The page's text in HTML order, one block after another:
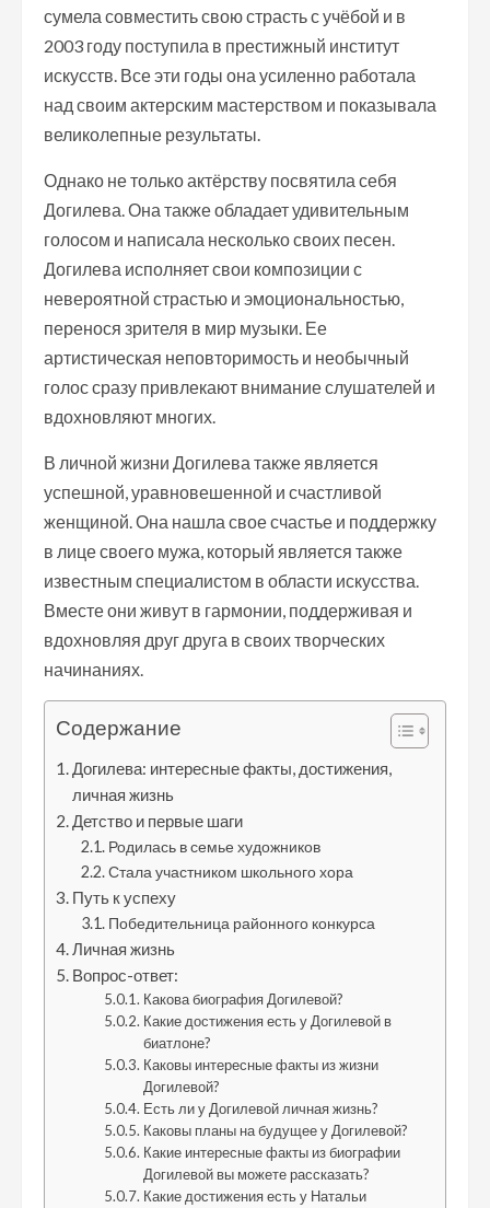
сумела совместить свою страсть с учёбой и в
2003 году поступила в престижный институт
искусств. Все эти годы она усиленно работала
над своим актерским мастерством и показывала
великолепные результаты.
Однако не только актёрству посвятила себя
Догилева. Она также обладает удивительным
голосом и написала несколько своих песен.
Догилева исполняет свои композиции с
невероятной страстью и эмоциональностью,
перенося зрителя в мир музыки. Ее
артистическая неповторимость и необычный
голос сразу привлекают внимание слушателей и
вдохновляют многих.
В личной жизни Догилева также является
успешной, уравновешенной и счастливой
женщиной. Она нашла свое счастье и поддержку
в лице своего мужа, который является также
известным специалистом в области искусства.
Вместе они живут в гармонии, поддерживая и
вдохновляя друг друга в своих творческих
начинаниях.
Содержание
Догилева: интересные факты, достижения,
личная жизнь
Детство и первые шаги
Родилась в семье художников
Стала участником школьного хора
Путь к успеху
Победительница районного конкурса
Личная жизнь
Вопрос-ответ:
Какова биография Догилевой?
Какие достижения есть у Догилевой в
биатлоне?
Каковы интересные факты из жизни
Догилевой?
Есть ли у Догилевой личная жизнь?
Каковы планы на будущее у Догилевой?
Какие интересные факты из биографии
Догилевой вы можете рассказать?
Какие достижения есть у Натальи